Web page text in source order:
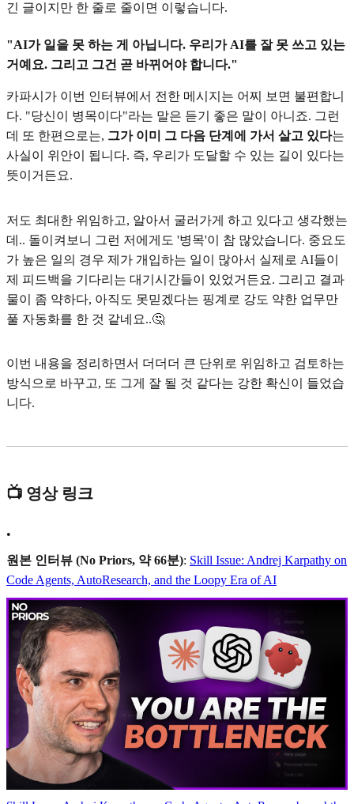
긴 글이지만 한 줄로 줄이면 이렇습니다.
"AI가 일을 못 하는 게 아닙니다. 우리가 AI를 잘 못 쓰고 있는
거예요. 그리고 그건 곧 바뀌어야 합니다."
카파시가 이번 인터뷰에서 전한 메시지는 어찌 보면 불편합니
다. "당신이 병목이다"라는 말은 듣기 좋은 말이 아니죠. 그런
데 또 한편으로는, 그가 이미 그 다음 단계에 가서 살고 있다는
사실이 위안이 됩니다. 즉, 우리가 도달할 수 있는 길이 있다는
뜻이거든요.
저도 최대한 위임하고, 알아서 굴러가게 하고 있다고 생각했는
데.. 돌이켜보니 그런 저에게도 '병목'이 참 많았습니다. 중요도
가 높은 일의 경우 제가 개입하는 일이 많아서 실제로 AI들이
제 피드백을 기다리는 대기시간들이 있었거든요. 그리고 결과
물이 좀 약하다, 아직도 못믿겠다는 핑계로 강도 약한 업무만
풀 자동화를 한 것 같네요..🤔
이번 내용을 정리하면서 더더더 큰 단위로 위임하고 검토하는
방식으로 바꾸고, 또 그게 잘 될 것 같다는 강한 확신이 들었습
니다.
📺 영상 링크
•
원본 인터뷰 (No Priors, 약 66분): Skill Issue: Andrej Karpathy on
Code Agents, AutoResearch, and the Loopy Era of AI